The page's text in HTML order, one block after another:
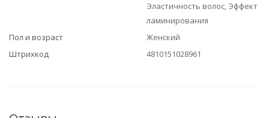
Эластичность волос, Эффект
ламинирования
Пол и возраст
Женский
Штрихкод
4810151028961